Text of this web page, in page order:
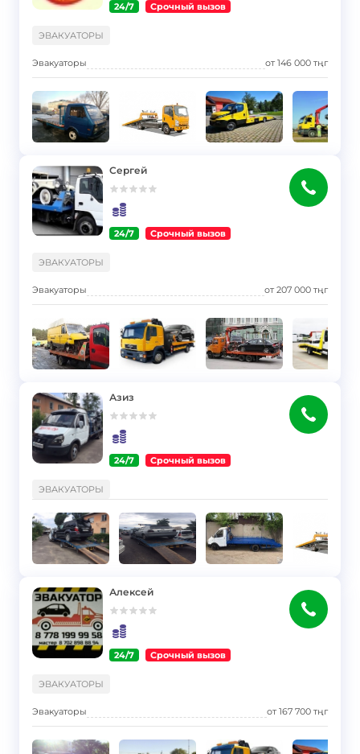
24/7 Срочный вызов
ЭВАКУАТОРЫ
Эвакуаторы от146 000 тңг
Сергей
24/7 Срочный вызов
ЭВАКУАТОРЫ
Эвакуаторы от207 000 тңг
Азиз
24/7 Срочный вызов
ЭВАКУАТОРЫ
Алексей
24/7 Срочный вызов
ЭВАКУАТОРЫ
Эвакуаторы от167 700 тңг